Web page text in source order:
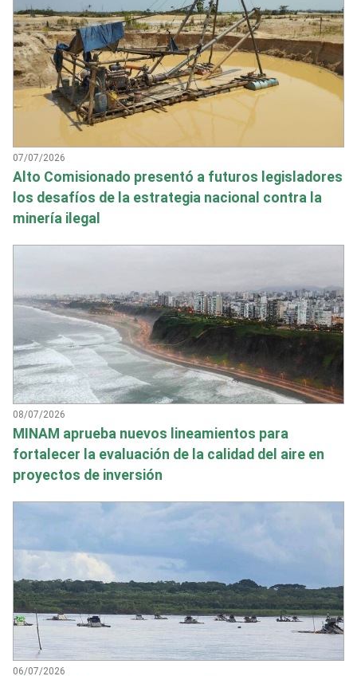
07/07/2026
Alto Comisionado presentó a futuros legisladores
los desafíos de la estrategia nacional contra la
minería ilegal
08/07/2026
MINAM aprueba nuevos lineamientos para
fortalecer la evaluación de la calidad del aire en
proyectos de inversión
06/07/2026